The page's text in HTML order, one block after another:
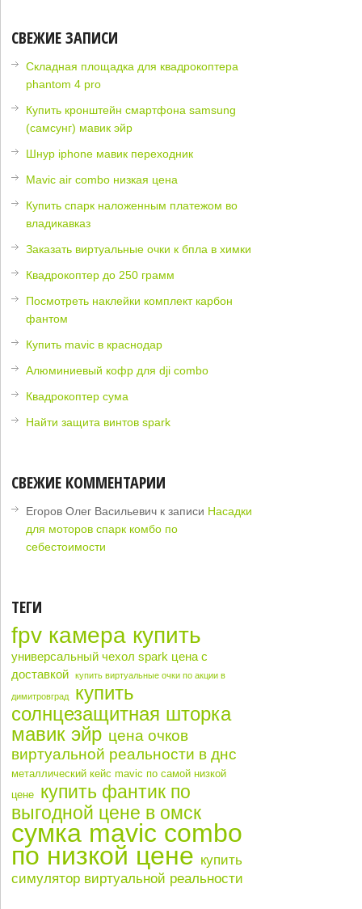
СВЕЖИЕ ЗАПИСИ
Складная площадка для квадрокоптера
phantom 4 pro
Купить кронштейн смартфона samsung
(самсунг) мавик эйр
Шнур iphone мавик переходник
Mavic air combo низкая цена
Купить спарк наложенным платежом во
владикавказ
Заказать виртуальные очки к бпла в химки
Квадрокоптер до 250 грамм
Посмотреть наклейки комплект карбон
фантом
Купить mavic в краснодар
Алюминиевый кофр для dji combo
Квадрокоптер сума
Найти защита винтов spark
СВЕЖИЕ КОММЕНТАРИИ
Егоров Олег Васильевич к записи Насадки
для моторов спарк комбо по
себестоимости
ТЕГИ
fpv камера купить
универсальный чехол spark цена с
доставкой
купить виртуальные очки по акции в
димитровград
купить
солнцезащитная шторка
мавик эйр цена очков
виртуальной реальности в днс
металлический кейс mavic по самой низкой
цене купить фантик по
выгодной цене в омск
сумка mavic combo
по низкой цене купить
симулятор виртуальной реальности